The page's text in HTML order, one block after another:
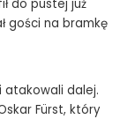
do pustej już
gości na bramkę
atakowali dalej.
Fürst, który